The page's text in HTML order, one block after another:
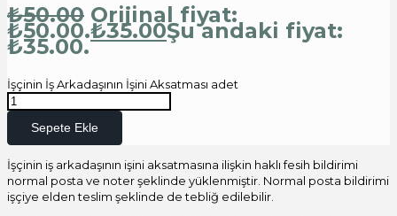
₺50.00 Orijinal fiyat:
₺50.00.₺35.00Şu andaki fiyat:
₺35.00.
İşçinin İş Arkadaşının İşini Aksatması adet
Sepete Ekle
İşçinin iş arkadaşının işini aksatmasına ilişkin haklı fesih bildirimi
normal posta ve noter şeklinde yüklenmiştir. Normal posta bildirimi
işçiye elden teslim şeklinde de tebliğ edilebilir.